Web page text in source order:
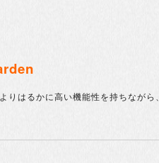
りはるかに高い機能性を持ちなが